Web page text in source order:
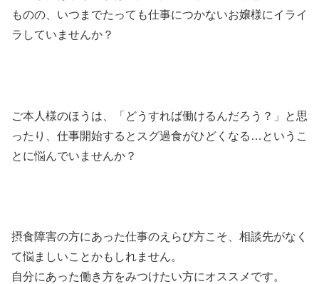
ものの、いつまでたっても仕事につかないお嬢様にイライ
ラしていませんか？
ご本人様のほうは、「どうすれば働けるんだろう？」と思
ったり、仕事開始するとスグ過食がひどくなる…というこ
とに悩んでいませんか？
摂食障害の方にあった仕事のえらび方こそ、相談先がなく
て悩ましいことかもしれません。
自分にあった働き方をみつけたい方にオススメです。